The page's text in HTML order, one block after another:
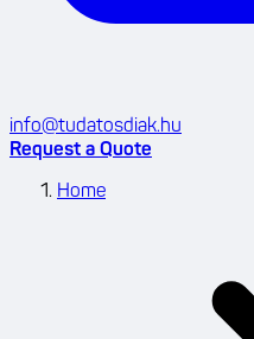
info@tudatosdiak.hu
Request a Quote
Home